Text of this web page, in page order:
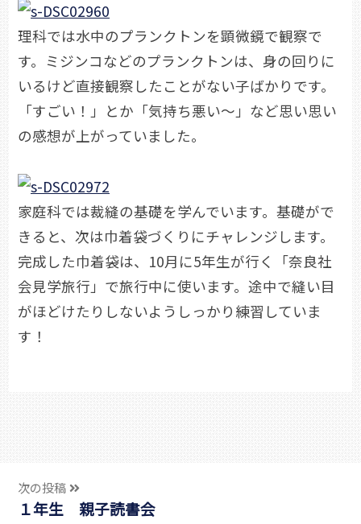
理科では水中のプランクトンを顕微鏡で観察で
す。ミジンコなどのプランクトンは、身の回りに
いるけど直接観察したことがない子ばかりです。
「すごい！」とか「気持ち悪い～」など思い思い
の感想が上がっていました。
家庭科では裁縫の基礎を学んでいます。基礎がで
きると、次は巾着袋づくりにチャレンジします。
完成した巾着袋は、10月に5年生が行く「奈良社
会見学旅行」で旅行中に使います。途中で縫い目
がほどけたりしないようしっかり練習していま
す！
次の投稿
１年生 親子読書会